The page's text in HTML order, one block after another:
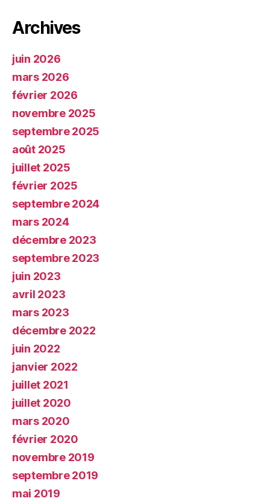
Archives
juin 2026
mars 2026
février 2026
novembre 2025
septembre 2025
août 2025
juillet 2025
février 2025
septembre 2024
mars 2024
décembre 2023
septembre 2023
juin 2023
avril 2023
mars 2023
décembre 2022
juin 2022
janvier 2022
juillet 2021
juillet 2020
mars 2020
février 2020
novembre 2019
septembre 2019
mai 2019